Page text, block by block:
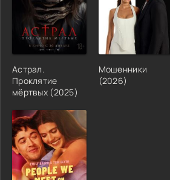
Астрал.
Проклятие
мёртвых (2025)
Мошенники
(2026)